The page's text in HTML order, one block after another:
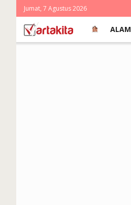
Jumat, 7 Agustus 2026
ALAM